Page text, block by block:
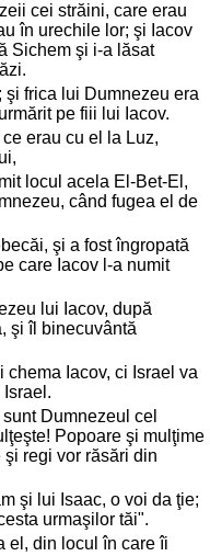
cei străini, care erau
în urechile lor; şi Iacov
Sichem şi i-a lăsat
frica lui Dumnezeu era
pe fiii lui Iacov.
erau cu el la Luz,
locul acela El-Bet-El,
când fugea el de
şi a fost îngropată
care Iacov l-a numit
lui Iacov, după
şi îl binecuvântă
Iacov, ci Israel va
Dumnezeul cel
Popoare şi mulţime
regi vor răsări din
şi lui Isaac, o voi da ţie;
urmaşilor tăi".
el, din locul în care îi